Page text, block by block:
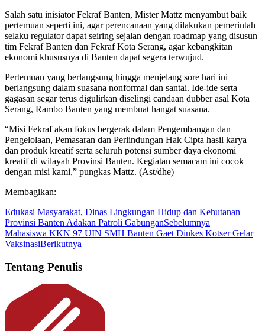
Salah satu inisiator Fekraf Banten, Mister Mattz menyambut baik
pertemuan seperti ini, agar perencanaan yang dilakukan pemerintah
selaku regulator dapat seiring sejalan dengan roadmap yang disusun
tim Fekraf Banten dan Fekraf Kota Serang, agar kebangkitan
ekonomi khususnya di Banten dapat segera terwujud.
Pertemuan yang berlangsung hingga menjelang sore hari ini
berlangsung dalam suasana nonformal dan santai. Ide-ide serta
gagasan segar terus digulirkan diselingi candaan dubber asal Kota
Serang, Rambo Banten yang membuat hangat suasana.
“Misi Fekraf akan fokus bergerak dalam Pengembangan dan
Pengelolaan, Pemasaran dan Perlindungan Hak Cipta hasil karya
dan produk kreatif serta seluruh potensi sumber daya ekonomi
kreatif di wilayah Provinsi Banten. Kegiatan semacam ini cocok
dengan misi kami,” pungkas Mattz. (Ast/dhe)
Membagikan:
Edukasi Masyarakat, Dinas Lingkungan Hidup dan Kehutanan
Provinsi Banten Adakan Patroli GabunganSebelumnya
Mahasiswa KKN 97 UIN SMH Banten Gaet Dinkes Kotser Gelar
VaksinasiBerikutnya
Tentang Penulis